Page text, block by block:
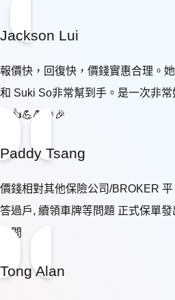
Jackson Lui
報價快，回復快，價錢實惠合理。
和 Suki So非常幫到手。是一次非
👍👍💪💪🎉🎉
Paddy Tsang
價錢相對其他保險公司/BROKER
答過戶, 續領車牌等問題 正式保單
時間
Tong Alan